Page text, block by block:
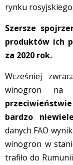
rynku rosyjskiego.
Szersze
produktów ich
za 2020 rok.
Wcześniej
winogron na
przeciwieństwie
bardzo
danych FAO
winogron w
trafiło do